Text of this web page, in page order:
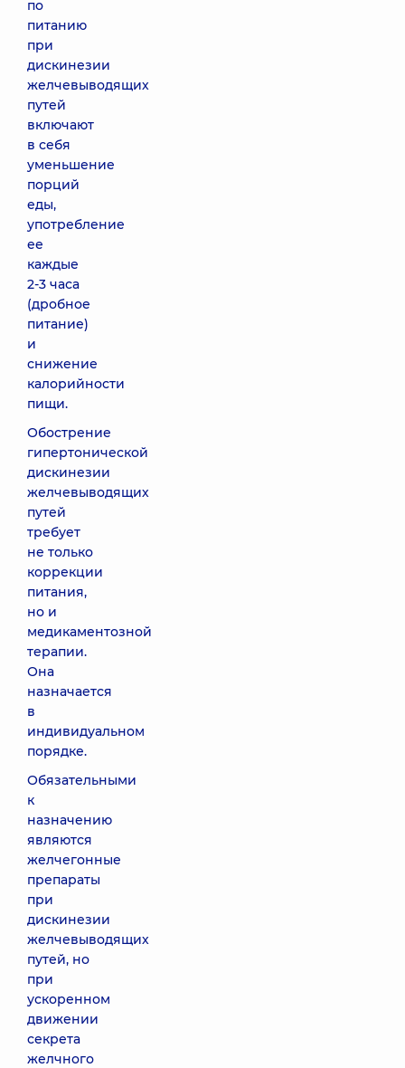
по
питанию
при
дискинезии
желчевыводящих
путей
включают
в себя
уменьшение
порций
еды,
употребление
ее
каждые
2-3 часа
(дробное
питание)
и
снижение
калорийности
пищи.
Обострение
гипертонической
дискинезии
желчевыводящих
путей
требует
не только
коррекции
питания,
но и
медикаментозной
терапии.
Она
назначается
в
индивидуальном
порядке.
Обязательными
к
назначению
являются
желчегонные
препараты
при
дискинезии
желчевыводящих
путей, но
при
ускоренном
движении
секрета
желчного